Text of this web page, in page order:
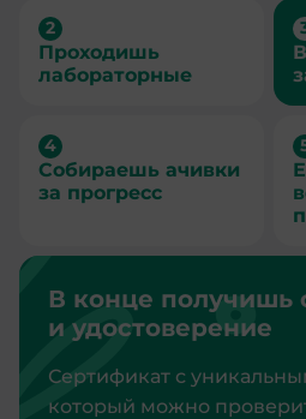
Проходишь
лабораторные
Собираешь ачивки
за прогресс
В конце получишь
и удостоверение
Сертификат с
который можно